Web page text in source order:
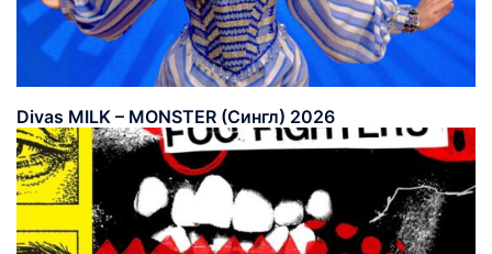
Divas MILK – MONSTER (Сингл) 2026